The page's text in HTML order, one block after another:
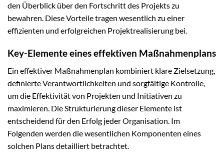
den Überblick über den Fortschritt des Projekts zu
bewahren. Diese Vorteile tragen wesentlich zu einer
effizienten und erfolgreichen Projektrealisierung bei.
Key-Elemente eines effektiven Maßnahmenplans
Ein effektiver Maßnahmenplan kombiniert klare Zielsetzung,
definierte Verantwortlichkeiten und sorgfältige Kontrolle,
um die Effektivität von Projekten und Initiativen zu
maximieren. Die Strukturierung dieser Elemente ist
entscheidend für den Erfolg jeder Organisation. Im
Folgenden werden die wesentlichen Komponenten eines
solchen Plans detailliert betrachtet.